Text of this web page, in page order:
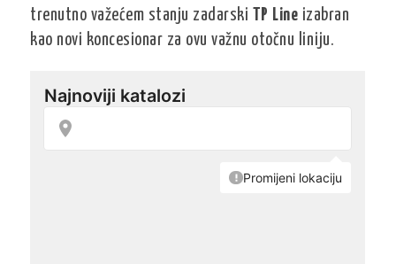
trenutno važećem stanju zadarski
TP Line izabran
kao novi koncesionar za ovu važnu otočnu liniju.